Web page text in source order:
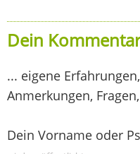
Dein
... eigene
Anmerkungen,
Dein Vorname oder